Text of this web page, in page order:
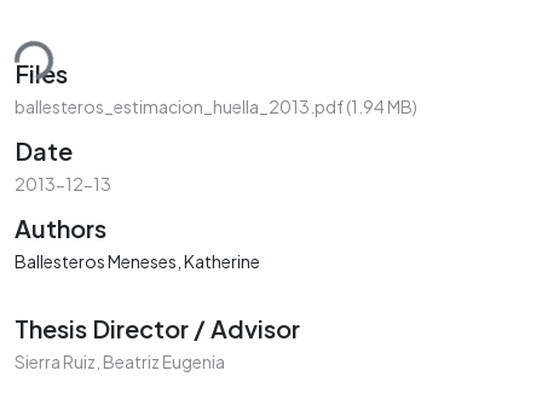
Files
ballesteros_estimacion_huella_2013.pdf(1.94 MB)
Date
2013-12-13
Authors
Ballesteros Meneses, Katherine
Thesis Director / Advisor
Sierra Ruiz, Beatriz Eugenia